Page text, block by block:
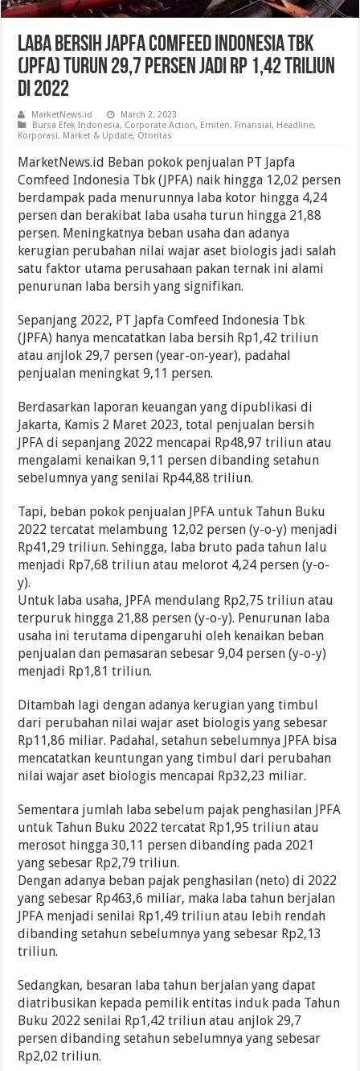
Laba Bersih Japfa Comfeed Indonesia Tbk
(JPFA) Turun 29,7 Persen Jadi Rp 1,42 Triliun
Di 2022
MarketNews.id
March 2, 2023
Bursa Efek Indonesia, Corporate Action, Emiten, Finansial, Headline,
Korporasi, Market & Update, Otoritas
MarketNews.id Beban pokok penjualan PT Japfa
Comfeed Indonesia Tbk (JPFA) naik hingga 12,02 persen
berdampak pada menurunnya laba kotor hingga 4,24
persen dan berakibat laba usaha turun hingga 21,88
persen. Meningkatnya beban usaha dan adanya
kerugian perubahan nilai wajar aset biologis jadi salah
satu faktor utama perusahaan pakan ternak ini alami
penurunan laba bersih yang signifikan.
Sepanjang 2022, PT Japfa Comfeed Indonesia Tbk
(JPFA) hanya mencatatkan laba bersih Rp1,42 triliun
atau anjlok 29,7 persen (year-on-year), padahal
penjualan meningkat 9,11 persen.
Berdasarkan laporan keuangan yang dipublikasi di
Jakarta, Kamis 2 Maret 2023, total penjualan bersih
JPFA di sepanjang 2022 mencapai Rp48,97 triliun atau
mengalami kenaikan 9,11 persen dibanding setahun
sebelumnya yang senilai Rp44,88 triliun.
Tapi, beban pokok penjualan JPFA untuk Tahun Buku
2022 tercatat melambung 12,02 persen (y-o-y) menjadi
Rp41,29 triliun. Sehingga, laba bruto pada tahun lalu
menjadi Rp7,68 triliun atau melorot 4,24 persen (y-o-
y).
Untuk laba usaha, JPFA mendulang Rp2,75 triliun atau
terpuruk hingga 21,88 persen (y-o-y). Penurunan laba
usaha ini terutama dipengaruhi oleh kenaikan beban
penjualan dan pemasaran sebesar 9,04 persen (y-o-y)
menjadi Rp1,81 triliun.
Ditambah lagi dengan adanya kerugian yang timbul
dari perubahan nilai wajar aset biologis yang sebesar
Rp11,86 miliar. Padahal, setahun sebelumnya JPFA bisa
mencatatkan keuntungan yang timbul dari perubahan
nilai wajar aset biologis mencapai Rp32,23 miliar.
Sementara jumlah laba sebelum pajak penghasilan JPFA
untuk Tahun Buku 2022 tercatat Rp1,95 triliun atau
merosot hingga 30,11 persen dibanding pada 2021
yang sebesar Rp2,79 triliun.
Dengan adanya beban pajak penghasilan (neto) di 2022
yang sebesar Rp463,6 miliar, maka laba tahun berjalan
JPFA menjadi senilai Rp1,49 triliun atau lebih rendah
dibanding setahun sebelumnya yang sebesar Rp2,13
triliun.
Sedangkan, besaran laba tahun berjalan yang dapat
diatribusikan kepada pemilik entitas induk pada Tahun
Buku 2022 senilai Rp1,42 triliun atau anjlok 29,7
persen dibanding setahun sebelumnya yang sebesar
Rp2,02 triliun.